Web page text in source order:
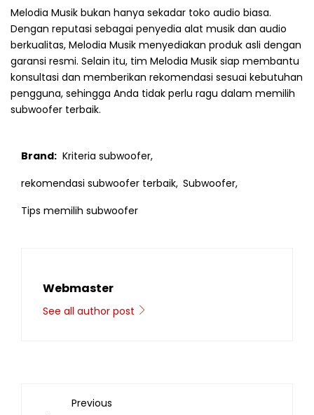
Melodia Musik bukan hanya sekadar toko audio biasa.
Dengan reputasi sebagai penyedia alat musik dan audio
berkualitas, Melodia Musik menyediakan produk asli dengan
garansi resmi. Selain itu, tim Melodia Musik siap membantu
konsultasi dan memberikan rekomendasi sesuai kebutuhan
pengguna, sehingga Anda tidak perlu ragu dalam memilih
subwoofer terbaik.
Brand: Kriteria subwoofer,
rekomendasi subwoofer terbaik, Subwoofer,
Tips memilih subwoofer
Webmaster
See all author post
Previous